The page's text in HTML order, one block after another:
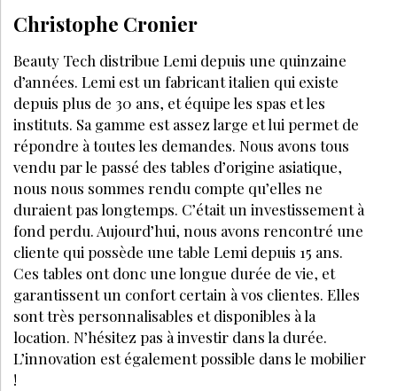
Christophe Cronier
Beauty Tech distribue Lemi depuis une quinzaine
d’années. Lemi est un fabricant italien qui existe
depuis plus de 30 ans, et équipe les spas et les
instituts. Sa gamme est assez large et lui permet de
répondre à toutes les demandes. Nous avons tous
vendu par le passé des tables d’origine asiatique,
nous nous sommes rendu compte qu’elles ne
duraient pas longtemps. C’était un investissement à
fond perdu. Aujourd’hui, nous avons rencontré une
cliente qui possède une table Lemi depuis 15 ans.
Ces tables ont donc une longue durée de vie, et
garantissent un confort certain à vos clientes. Elles
sont très personnalisables et disponibles à la
location. N’hésitez pas à investir dans la durée.
L’innovation est également possible dans le mobilier
!